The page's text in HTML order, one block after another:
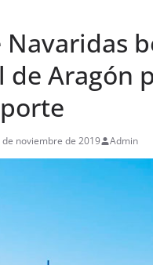
Navaridas
de Aragón
noviembre de 2019 Admin